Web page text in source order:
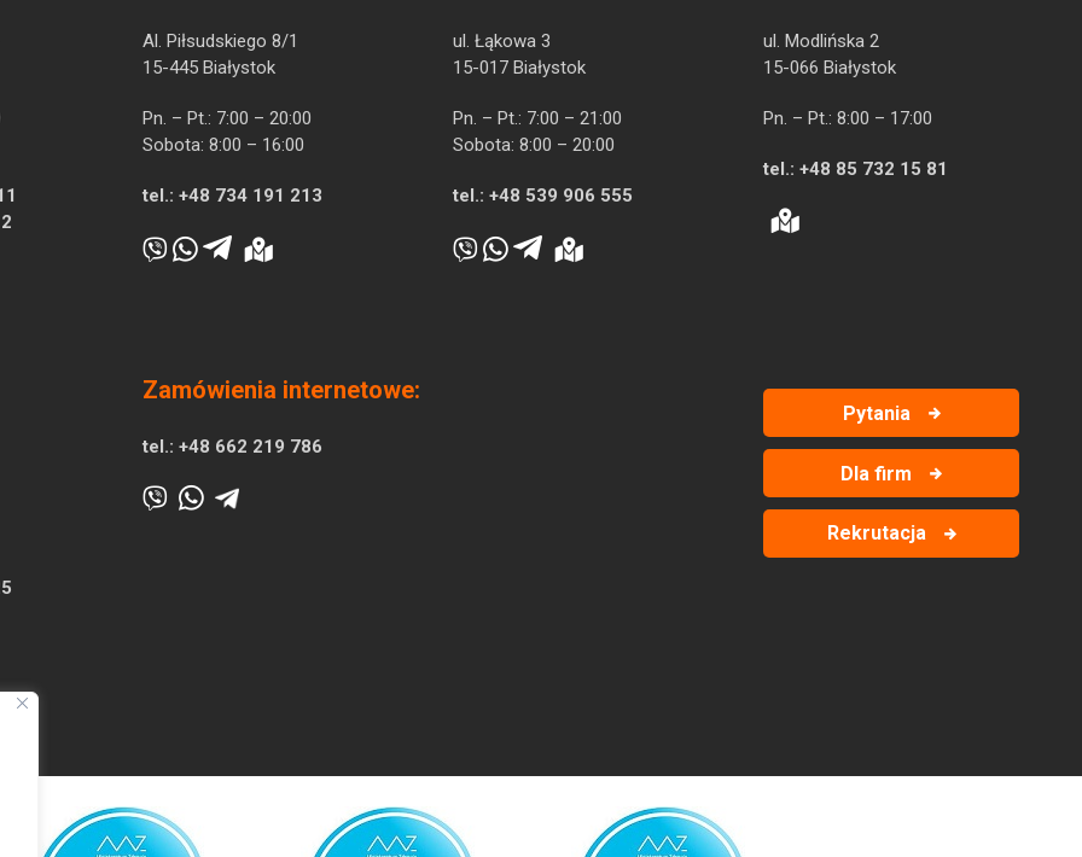
Al. Piłsudskiego 8/1
15-445 Białystok
Pn. – Pt.: 7:00 – 20:00
Sobota: 8:00 – 16:00
tel.: +48 734 191 213
ul. Łąkowa 3
15-017 Białystok
Pn. – Pt.: 7:00 – 21:00
Sobota: 8:00 – 20:00
tel.: +48 539 906 555
ul. Modlińska 2
15-066 Białystok
Pn. – Pt.: 8:00 – 17:00
tel.: +48 85 732 15 81
Zamówienia internetowe:
tel.: +48 662 219 786
Pytania
Dla firm
Rekrutacja